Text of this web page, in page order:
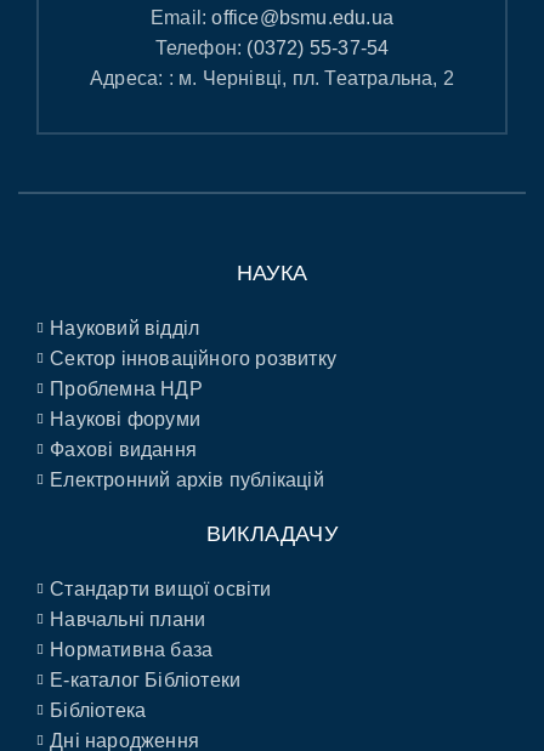
Email:office@bsmu.edu.ua
Телефон: (0372) 55-37-54
Адреса: : м. Чернівці, пл. Театральна, 2
НАУКА
Науковий відділ
Сектор інноваційного розвитку
Проблемна НДР
Наукові форуми
Фахові видання
Електронний архів публікацій
ВИКЛАДАЧУ
Стандарти вищої освіти
Навчальні плани
Нормативна база
E-каталог Бібліотеки
Бібліотека
Дні народження